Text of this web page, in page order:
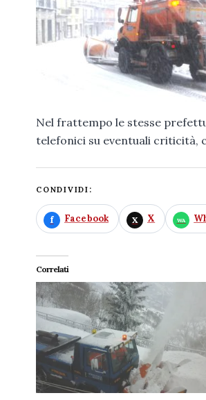
Nel frattempo le stesse
telefonici su eventuali criticità,
CONDIVIDI:
Facebook X
Correlati